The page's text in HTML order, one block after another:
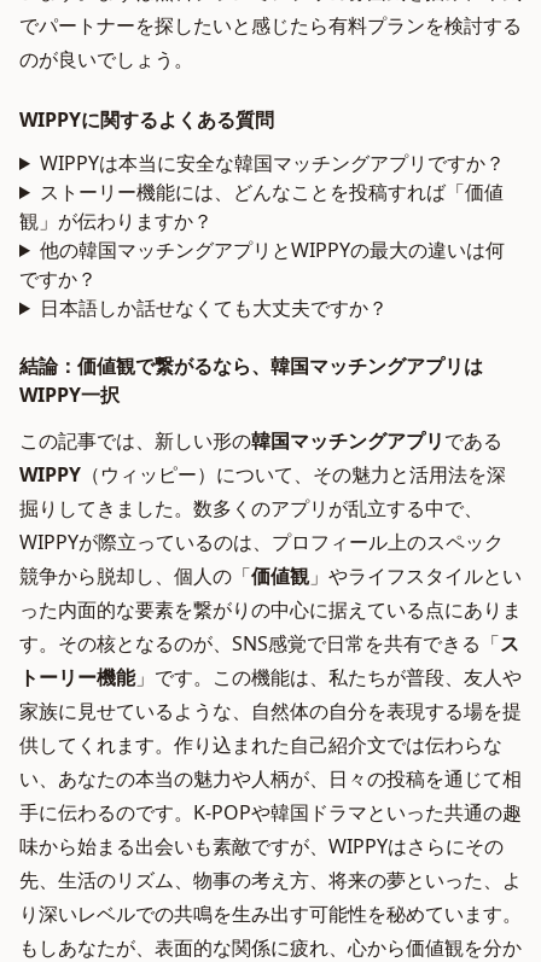
でパートナーを探したいと感じたら有料プランを検討する
のが良いでしょう。
WIPPYに関するよくある質問
WIPPYは本当に安全な韓国マッチングアプリですか？
ストーリー機能には、どんなことを投稿すれば「価値
観」が伝わりますか？
他の韓国マッチングアプリとWIPPYの最大の違いは何
ですか？
日本語しか話せなくても大丈夫ですか？
結論：価値観で繋がるなら、韓国マッチングアプリは
WIPPY一択
この記事では、新しい形の韓国マッチングアプリである
WIPPY （ウィッピー）について、その魅力と活用法を深
掘りしてきました。数多くのアプリが乱立する中で、
WIPPYが際立っているのは、プロフィール上のスペック
競争から脱却し、個人の「価値観」やライフスタイルとい
った内面的な要素を繋がりの中心に据えている点にありま
す。その核となるのが、SNS感覚で日常を共有できる「ス
トーリー機能」です。この機能は、私たちが普段、友人や
家族に見せているような、自然体の自分を表現する場を提
供してくれます。作り込まれた自己紹介文では伝わらな
い、あなたの本当の魅力や人柄が、日々の投稿を通じて相
手に伝わるのです。K-POPや韓国ドラマといった共通の趣
味から始まる出会いも素敵ですが、WIPPYはさらにその
先、生活のリズム、物事の考え方、将来の夢といった、よ
り深いレベルでの共鳴を生み出す可能性を秘めています。
もしあなたが、表面的な関係に疲れ、心から価値観を分か